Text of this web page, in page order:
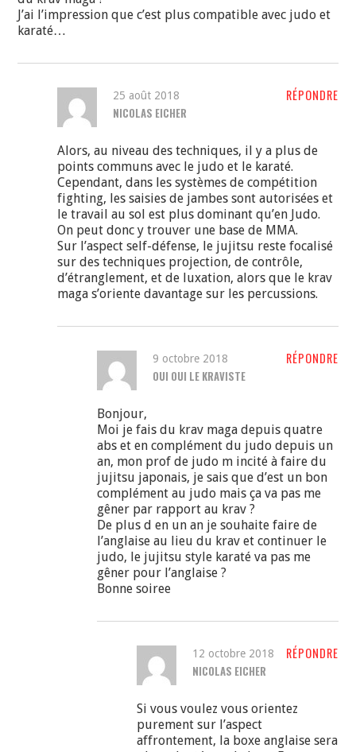
J’ai l’impression que c’est plus compatible avec judo et
karaté…
RÉPONDRE
25 août 2018
NICOLAS EICHER
Alors, au niveau des techniques, il y a plus de
points communs avec le judo et le karaté.
Cependant, dans les systèmes de compétition
fighting, les saisies de jambes sont autorisées et
le travail au sol est plus dominant qu’en Judo.
On peut donc y trouver une base de MMA.
Sur l’aspect self-défense, le jujitsu reste focalisé
sur des techniques projection, de contrôle,
d’étranglement, et de luxation, alors que le krav
maga s’oriente davantage sur les percussions.
RÉPONDRE
9 octobre 2018
OUI OUI LE KRAVISTE
Bonjour,
Moi je fais du krav maga depuis quatre
abs et en complément du judo depuis un
an, mon prof de judo m incité à faire du
jujitsu japonais, je sais que d’est un bon
complément au judo mais ça va pas me
gêner par rapport au krav ?
De plus d en un an je souhaite faire de
l’anglaise au lieu du krav et continuer le
judo, le jujitsu style karaté va pas me
gêner pour l’anglaise ?
Bonne soiree
RÉPONDRE
12 octobre 2018
NICOLAS EICHER
Si vous voulez vous orientez
purement sur l’aspect
affrontement, la boxe anglaise sera